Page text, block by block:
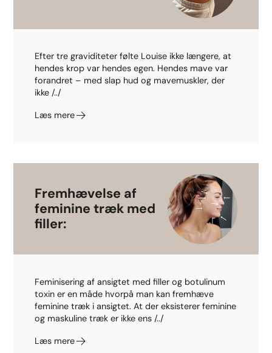
Efter tre graviditeter følte Louise ikke længere, at
hendes krop var hendes egen. Hendes mave var
forandret – med slap hud og mavemuskler, der
ikke /../
Læs mere
Fremhævelse af
feminine træk med
filler:
Feminisering af ansigtet med filler og botulinum
toxin er en måde hvorpå man kan fremhæve
feminine træk i ansigtet. At der eksisterer feminine
og maskuline træk er ikke ens /../
Læs mere